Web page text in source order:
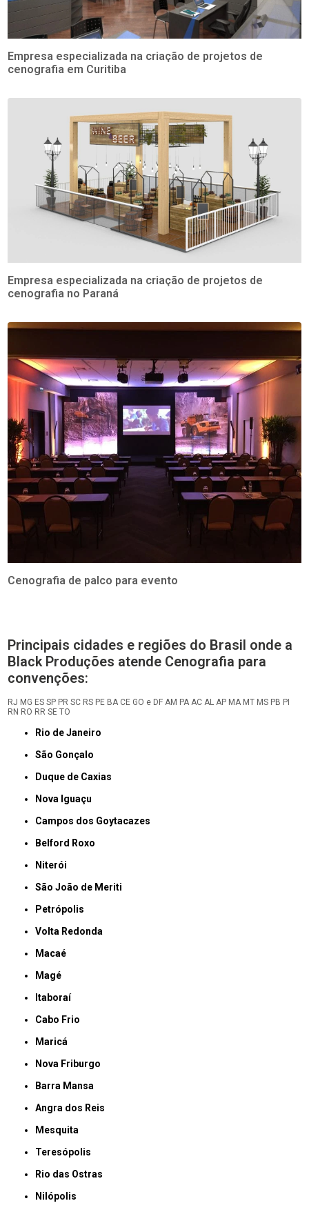
Empresa especializada na criação de projetos de
cenografia em Curitiba
Empresa especializada na criação de projetos de
cenografia no Paraná
Cenografia de palco para evento
Principais cidades e regiões do Brasil onde a
Black Produções atende Cenografia para
convenções:
RJ MG ES SP PR SC RS PE BA CE GO e DF AM PA AC AL AP MA MT MS PB PI
RN RO RR SE TO
Rio de Janeiro
São Gonçalo
Duque de Caxias
Nova Iguaçu
Campos dos Goytacazes
Belford Roxo
Niterói
São João de Meriti
Petrópolis
Volta Redonda
Macaé
Magé
Itaboraí
Cabo Frio
Maricá
Nova Friburgo
Barra Mansa
Angra dos Reis
Mesquita
Teresópolis
Rio das Ostras
Nilópolis